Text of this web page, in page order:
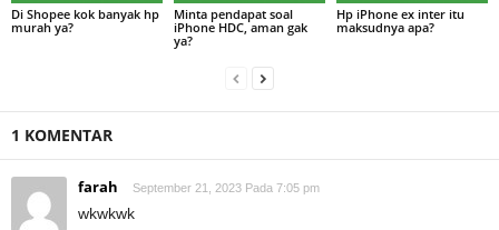
Di Shopee kok banyak hp
murah ya?
Minta pendapat soal
iPhone HDC, aman gak
ya?
Hp iPhone ex inter itu
maksudnya apa?
1 KOMENTAR
farah September 21, 2023 Pada 7:05 pm
wkwkwk